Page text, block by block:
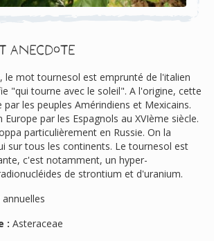
anecdote
le mot tournesol est emprunté de l'italien
"qui tourne avec le soleil". A l'origine, cette
les peuples Amérindiens et Mexicains.
par les Espagnols au XVIème siècle.
particulièrement en Russie. On la
sur tous les continents. Le tournesol est
c'est notamment, un hyper-
de strontium et d'uranium.
annuelles
: Asteraceae